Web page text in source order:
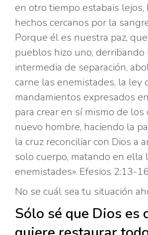
en otro tiempo estabais lejos,
hechos cercanos por la
Porque él es nuestra paz,
pueblos hizo uno, derribando
intermedia de separación,
carne las enemistades, la ley
mandamientos expresados
para crear en sí mismo de
nuevo hombre, haciendo la
la cruz reconciliar con Dios a
solo cuerpo, matando en ella
enemistades». Efesios 2:13-16
No se cuál sea tu situación
Sólo sé que Dios es